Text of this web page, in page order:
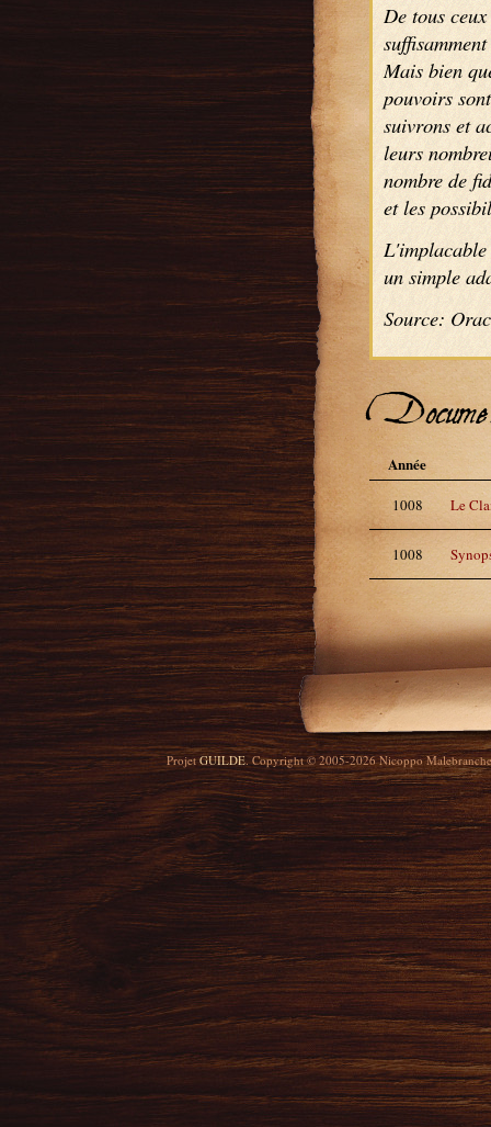
De tous
Mais bien
pouvoirs
suivrons et
leurs
nombre de
et les
L'implacable
un simple
Source:
Année
1008 Le
1008
Projet GUILDE. Copyright © 2005-2026 Nicoppo Malebranche